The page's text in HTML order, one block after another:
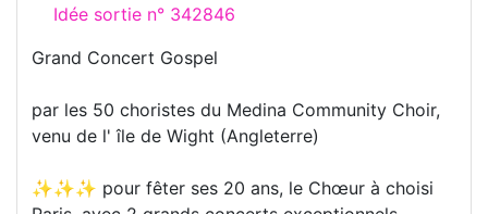
Idée sortie n° 342846
Grand Concert Gospel
par les 50 choristes du Medina Community Choir,
venu de l' île de Wight (Angleterre)
✨✨✨ pour fêter ses 20 ans, le Chœur à choisi